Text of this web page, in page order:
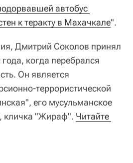
автобус
к теракту в Махачкале".
Дмитрий Соколов принял
когда перебрался
Он является
террористической
его мусульманское
кличка "Жираф". Читайте